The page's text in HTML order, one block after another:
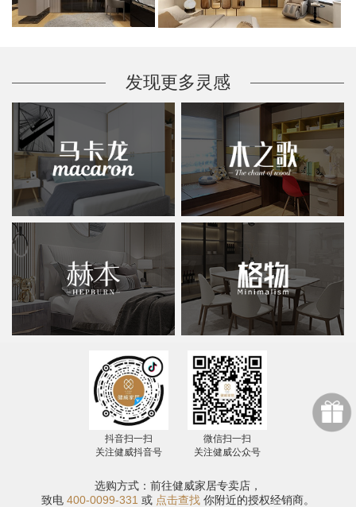
发现更多灵感
抖音扫一扫
关注健威抖音号
微信扫一扫
关注健威公众号
选购方式：前往健威家居专卖店，
致电 400-0099-331 或 点击查找 你附近的授权经销商。